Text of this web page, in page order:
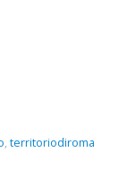
, territoriodiroma